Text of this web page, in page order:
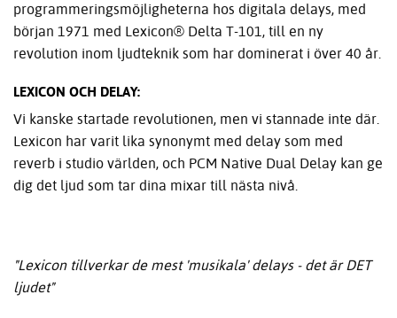
programmeringsmöjligheterna hos digitala delays, med
början 1971 med Lexicon® Delta T-101, till en ny
revolution inom ljudteknik som har dominerat i över 40 år.
LEXICON OCH DELAY:
Vi kanske startade revolutionen, men vi stannade inte där.
Lexicon har varit lika synonymt med delay som med
reverb i studio världen, och PCM Native Dual Delay kan ge
dig det ljud som tar dina mixar till nästa nivå.
"Lexicon tillverkar de mest 'musikala' delays - det är DET
ljudet"